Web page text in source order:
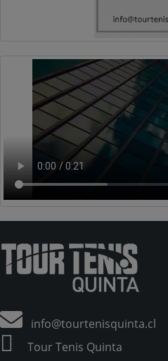
info@tourtenisquinta.cl
Tour Tenis Quinta